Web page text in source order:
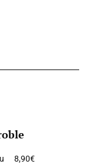
8,90€